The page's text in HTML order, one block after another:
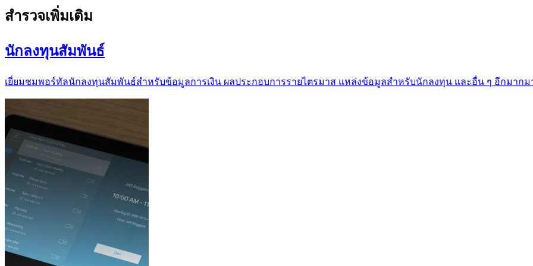
สำรวจเพิ่มเติม
นักลงทุนสัมพันธ์
เยี่ยมชมพอร์ทัลนักลงทุนสัมพันธ์สำหรับข้อมูลการเงิน ผลประกอบการรายไตรมาส แหล่งข้อมูลสำหรับนักลงทุน และอื่น ๆ อีกมากม